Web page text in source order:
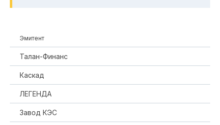
Эмитент
Талан-Финанс
Каскад
ЛЕГЕНДА
Завод КЭС